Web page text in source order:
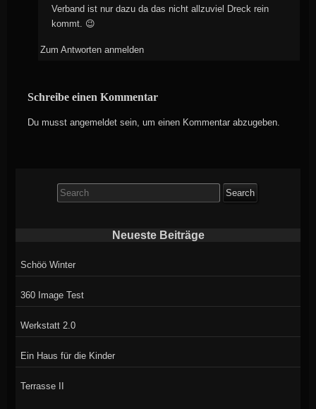
Verband ist nur dazu da das nicht allzuviel Dreck rein
kommt. 😉
Zum Antworten anmelden
Schreibe einen Kommentar
Du musst angemeldet sein, um einen Kommentar abzugeben.
Search
for:
Neueste Beiträge
Schöö Winter
360 Image Test
Werkstatt 2.0
Ein Haus für die Kinder
Terrasse II